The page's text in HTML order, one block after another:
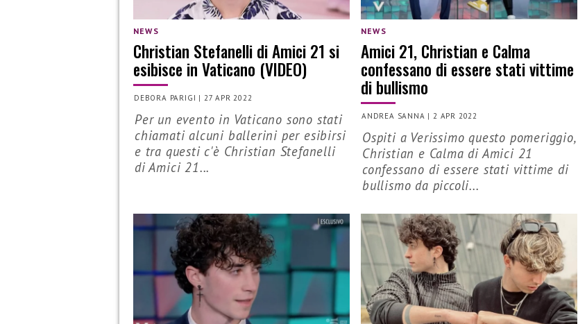
NEWS
Christian Stefanelli di Amici 21 si
esibisce in Vaticano (VIDEO)
DEBORA PARIGI | 27 APR 2022
Per un evento in Vaticano sono stati
chiamati alcuni ballerini per esibirsi
e tra questi c'è Christian Stefanelli
di Amici 21...
NEWS
Amici 21, Christian e Calma
confessano di essere stati vittime
di bullismo
ANDREA SANNA |2 APR 2022
Ospiti a Verissimo questo pomeriggio,
Christian e Calma di Amici 21
confessano di essere stati vittime di
bullismo da piccoli...